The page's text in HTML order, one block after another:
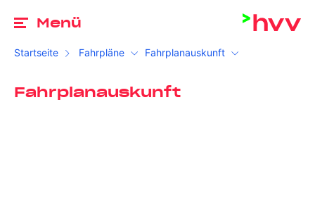
Menü
Startseite Fahrpläne Fahrplanauskunft
Fahrplanauskunft